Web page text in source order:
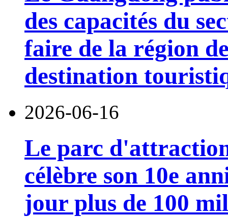
des capacités du
faire de la région
destination
2026-06-16
Le parc
célèbre son 10e
jour plus de 100